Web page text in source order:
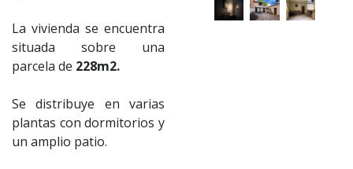
La vivienda se encuentra
situada sobre una
parcela de 228m2.
Se distribuye en varias
plantas con dormitorios y
un amplio patio.